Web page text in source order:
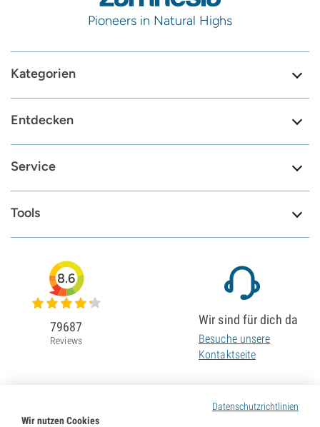
Pioneers in Natural Highs
Kategorien
Entdecken
Service
Tools
Datenschutzrichtlinien
Wir nutzen Cookies
8.6
79687
Reviews
Wir sind für dich da
Besuche unsere
Kontaktseite